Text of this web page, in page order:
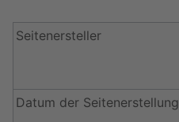
Seitenersteller
Datum der Seitenerstellung